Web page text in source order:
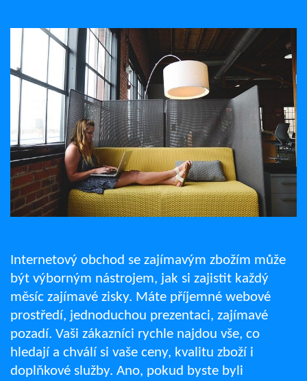
Internetový obchod se zajímavým zbožím může
být výborným nástrojem, jak si zajistit každý
měsíc zajímavé zisky. Máte příjemné webové
prostředí, jednoduchou prezentaci, zajímavé
pozadí. Vaši zákazníci rychle najdou vše, co
hledají a chválí si vaše ceny, kvalitu zboží i
doplňkové služby. Ano, pokud byste byli